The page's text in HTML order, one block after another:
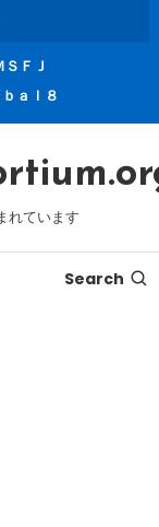
ＳＦＪ
ａｌ８
れています
Search